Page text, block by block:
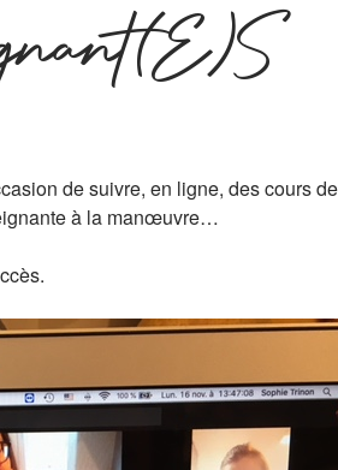
de suivre, en ligne, des cours
à la manœuvre…